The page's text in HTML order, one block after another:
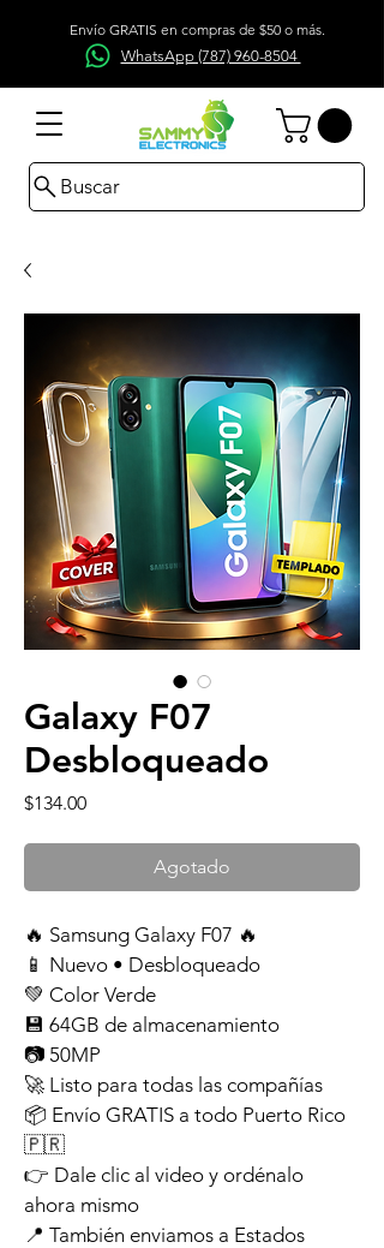
Envío GRATIS en compras de $50 o más.
WhatsApp (787) 960-8504
Buscar
Galaxy F07
Desbloqueado
$134.00Precio
Agotado
🔥 Samsung Galaxy F07 🔥
📱 Nuevo • Desbloqueado
💚 Color Verde
💾 64GB de almacenamiento
📷 50MP
🚀 Listo para todas las compañías
📦 Envío GRATIS a todo Puerto Rico
🇵🇷
👉 Dale clic al video y ordénalo
ahora mismo
📍 También enviamos a Estados